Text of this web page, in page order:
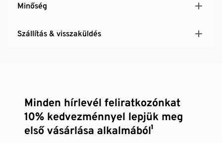
Minőség
Szállítás & visszaküldés
Minden hírlevél feliratkozónkat
10% kedvezménnyel lepjük meg
első vásárlása alkalmából¹